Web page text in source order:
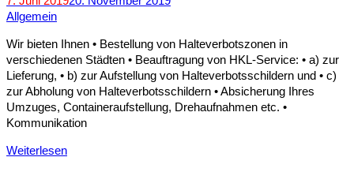
Allgemein
Wir bieten Ihnen • Bestellung von Halteverbotszonen in
verschiedenen Städten • Beauftragung von HKL-Service: • a) zur
Lieferung, • b) zur Aufstellung von Halteverbotsschildern und • c)
zur Abholung von Halteverbotsschildern • Absicherung Ihres
Umzuges, Containeraufstellung, Drehaufnahmen etc. •
Kommunikation
Weiterlesen